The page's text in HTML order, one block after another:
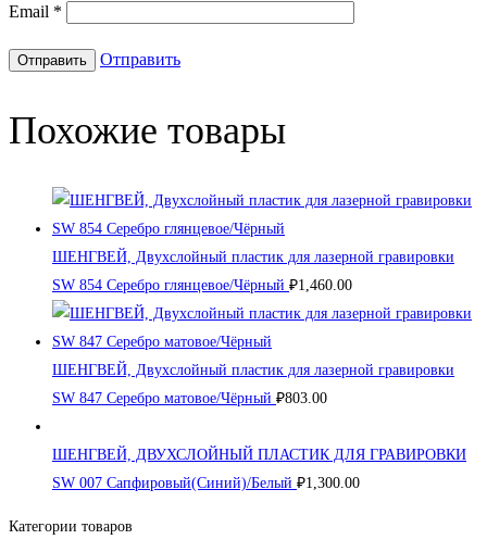
Email *
Отправить
Похожие товары
ШЕНГВЕЙ, Двухслойный пластик для лазерной гравировки
SW 854 Серебро глянцевое/Чёрный ₽1,460.00
ШЕНГВЕЙ, Двухслойный пластик для лазерной гравировки
SW 847 Серебро матовое/Чёрный ₽803.00
ШЕНГВЕЙ, ДВУХСЛОЙНЫЙ ПЛАСТИК ДЛЯ ГРАВИРОВКИ
SW 007 Сапфировый(Синий)/Белый ₽1,300.00
Категории товаров